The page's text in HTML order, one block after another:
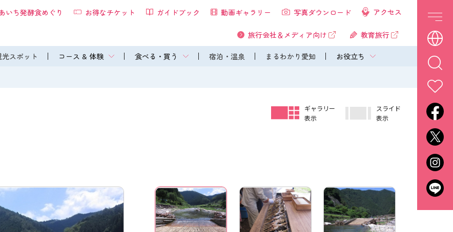
光スポット コース & 体験 食べる・買う 宿泊・温泉 まるわかり愛知 お役立ち
あいち発酵食めぐり お得なチケット ガイドブック 動画ギャラリー 写真ダウンロード アクセス
旅行会社＆メディア向け 教育旅行
ギャラリー
表示
スライド
表示